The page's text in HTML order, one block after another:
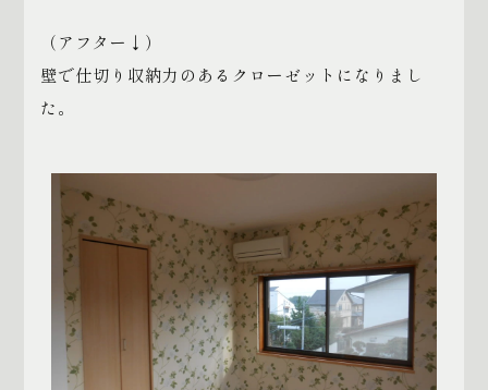
（アフター↓）
壁で仕切り収納力のあるクローゼットになりまし
た。